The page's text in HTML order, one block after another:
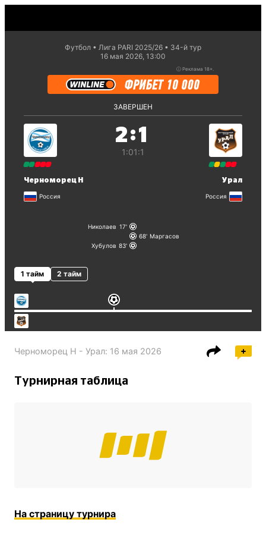
Футбол Лига PARI 2025/26
34-й тур
16 мая 2026, 13:00
ⓘ Реклама 18+.
ЗАВЕРШЕН
Черноморец Н
Россия
2:1
1:01:1
Урал
Россия
Николаев 17
68 Маргасов
Хубулов 83
1 тайм 2 тайм
Черноморец Н - Урал: 16 мая 2026
Турнирная таблица
На страницу турнира